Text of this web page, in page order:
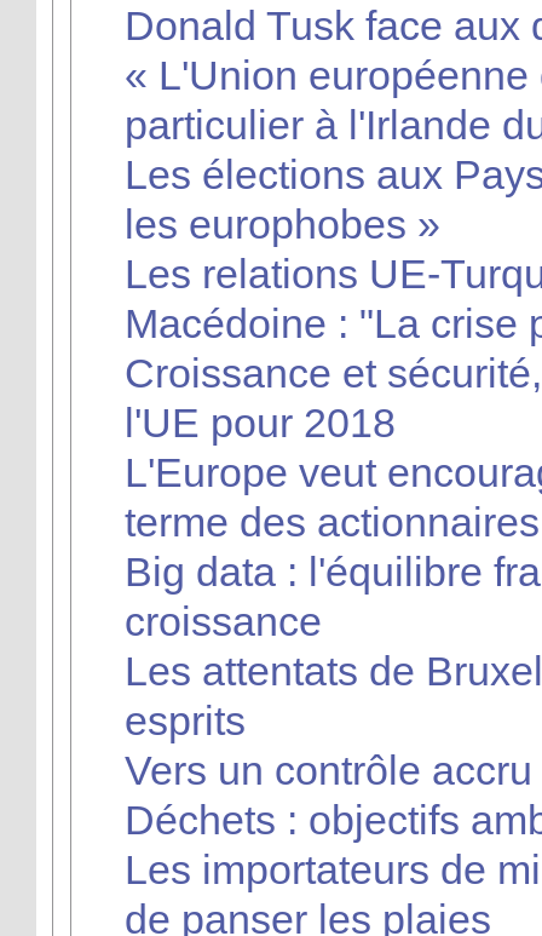
Donald Tusk face aux
« L'Union
particulier à l'Irlande
Les élections aux
les europhobes »
Les relations UE-
Macédoine : "La crise
Croissance et
l'UE pour 2018
L'Europe veut
terme des actionnaires
Big data : l'équilibre
croissance
Les attentats de
esprits
Vers un contrôle
Déchets : objectifs
Les importateurs de
de panser les plaies